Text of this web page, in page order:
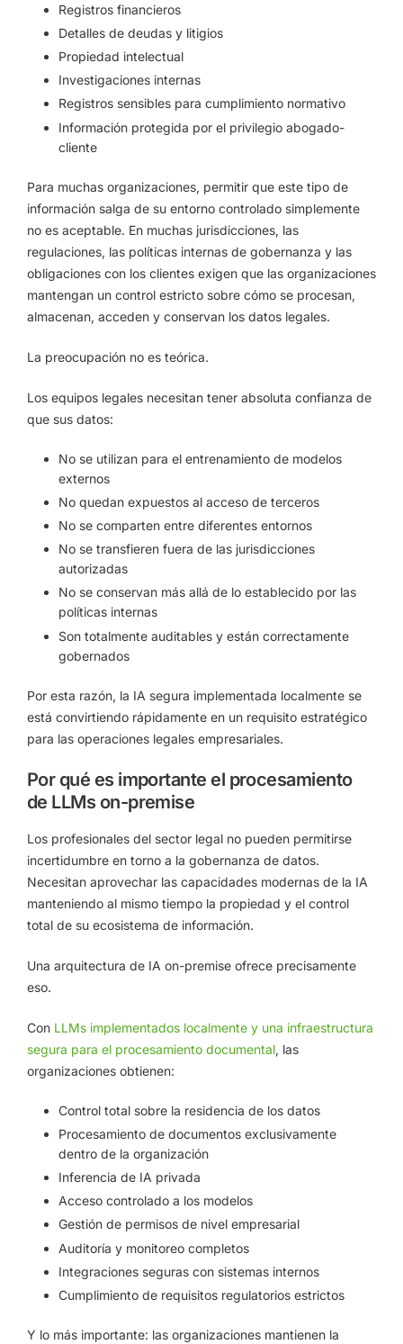
Registros financieros
Detalles de deudas y litigios
Propiedad intelectual
Investigaciones internas
Registros sensibles para cumplimiento normativo
Información protegida por el privilegio abogado-
cliente
Para muchas organizaciones, permitir que este tipo de
información salga de su entorno controlado simplemente
no es aceptable. En muchas jurisdicciones, las
regulaciones, las políticas internas de gobernanza y las
obligaciones con los clientes exigen que las organizaciones
mantengan un control estricto sobre cómo se procesan,
almacenan, acceden y conservan los datos legales.
La preocupación no es teórica.
Los equipos legales necesitan tener absoluta confianza de
que sus datos:
No se utilizan para el entrenamiento de modelos
externos
No quedan expuestos al acceso de terceros
No se comparten entre diferentes entornos
No se transfieren fuera de las jurisdicciones
autorizadas
No se conservan más allá de lo establecido por las
políticas internas
Son totalmente auditables y están correctamente
gobernados
Por esta razón, la IA segura implementada localmente se
está convirtiendo rápidamente en un requisito estratégico
para las operaciones legales empresariales.
Por qué es importante el procesamiento
de LLMs on-premise
Los profesionales del sector legal no pueden permitirse
incertidumbre en torno a la gobernanza de datos.
Necesitan aprovechar las capacidades modernas de la IA
manteniendo al mismo tiempo la propiedad y el control
total de su ecosistema de información.
Una arquitectura de IA on-premise ofrece precisamente
eso.
Con LLMs implementados localmente y una infraestructura
segura para el procesamiento documental, las
organizaciones obtienen:
Control total sobre la residencia de los datos
Procesamiento de documentos exclusivamente
dentro de la organización
Inferencia de IA privada
Acceso controlado a los modelos
Gestión de permisos de nivel empresarial
Auditoría y monitoreo completos
Integraciones seguras con sistemas internos
Cumplimiento de requisitos regulatorios estrictos
Y lo más importante: las organizaciones mantienen la